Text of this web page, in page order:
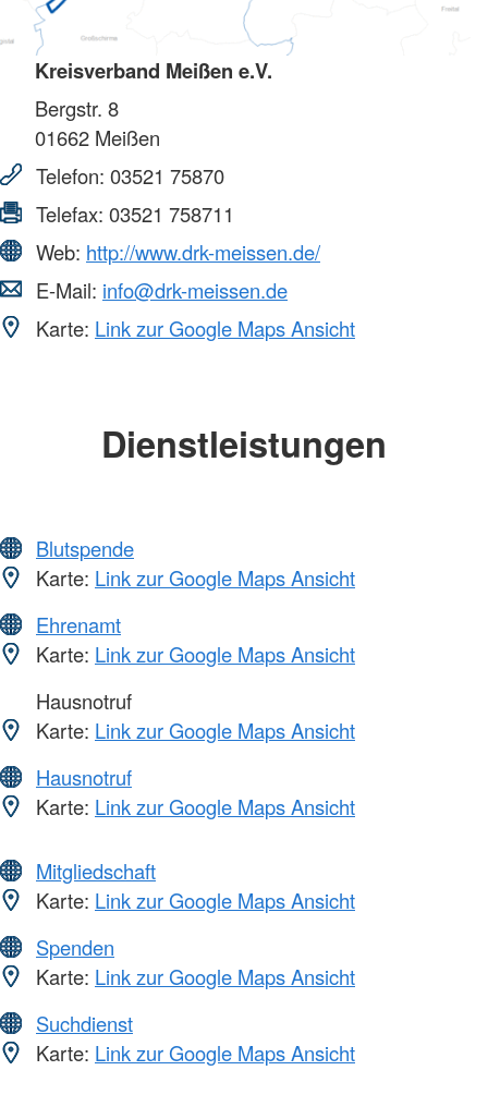
Kreisverband Meißen e.V.
Bergstr. 8
01662 Meißen
Telefon: 03521 75870
Telefax: 03521 758711
Web: http://www.drk-meissen.de/
E-Mail: info@drk-meissen.de
Karte: Link zur Google Maps Ansicht
Dienstleistungen
Blutspende
Karte: Link zur Google Maps Ansicht
Ehrenamt
Karte: Link zur Google Maps Ansicht
Hausnotruf
Karte: Link zur Google Maps Ansicht
Hausnotruf
Karte: Link zur Google Maps Ansicht
Mitgliedschaft
Karte: Link zur Google Maps Ansicht
Spenden
Karte: Link zur Google Maps Ansicht
Suchdienst
Karte: Link zur Google Maps Ansicht